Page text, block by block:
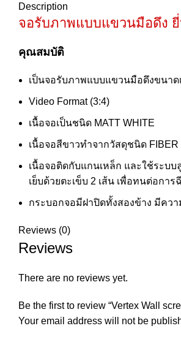
Description
จอรับภาพแบบแขวนมือดึง
คุณสมบัติ
เป็นจอรับภาพแบบแขวนมือดึงขนาด
Video Format (3:4)
เนื้อจอเป็นชนิด MATT WHITE
เนื้อจอสีขาวทำจากวัสดุชนิด
เนื้อจอติดกับแกนเหล็ก และใช้ระบ
เย็บด้วยตะเข็บ 2 เส้น เพื่อทนต่อการ
กระบอกจอมีฝาปิดทั้งสองข้าง มีคว
Reviews (0)
Reviews
There are no reviews yet.
Be the first to review “Vertex Wall
Your email address will not be